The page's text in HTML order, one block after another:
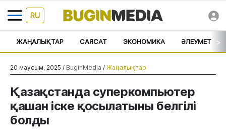
RU
ЖАҢАЛЫҚТАР САЯСАТ ЭКОНОМИКА ӘЛЕУМЕТ >
20 маусым, 2025 / BuginMedia / Жаңалықтар
Қазақстанда суперкомпьютер
қашан іске қосылатыны белгілі
болды